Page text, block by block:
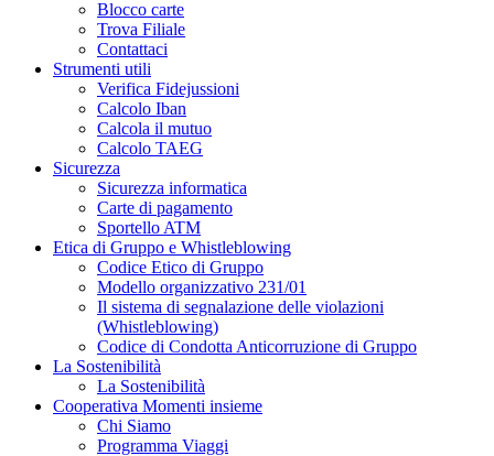
Blocco carte
Trova Filiale
Contattaci
Strumenti utili
Verifica Fidejussioni
Calcolo Iban
Calcola il mutuo
Calcolo TAEG
Sicurezza
Sicurezza informatica
Carte di pagamento
Sportello ATM
Etica di Gruppo e Whistleblowing
Codice Etico di Gruppo
Modello organizzativo 231/01
Il sistema di segnalazione delle violazioni
(Whistleblowing)
Codice di Condotta Anticorruzione di Gruppo
La Sostenibilità
La Sostenibilità
Cooperativa Momenti insieme
Chi Siamo
Programma Viaggi